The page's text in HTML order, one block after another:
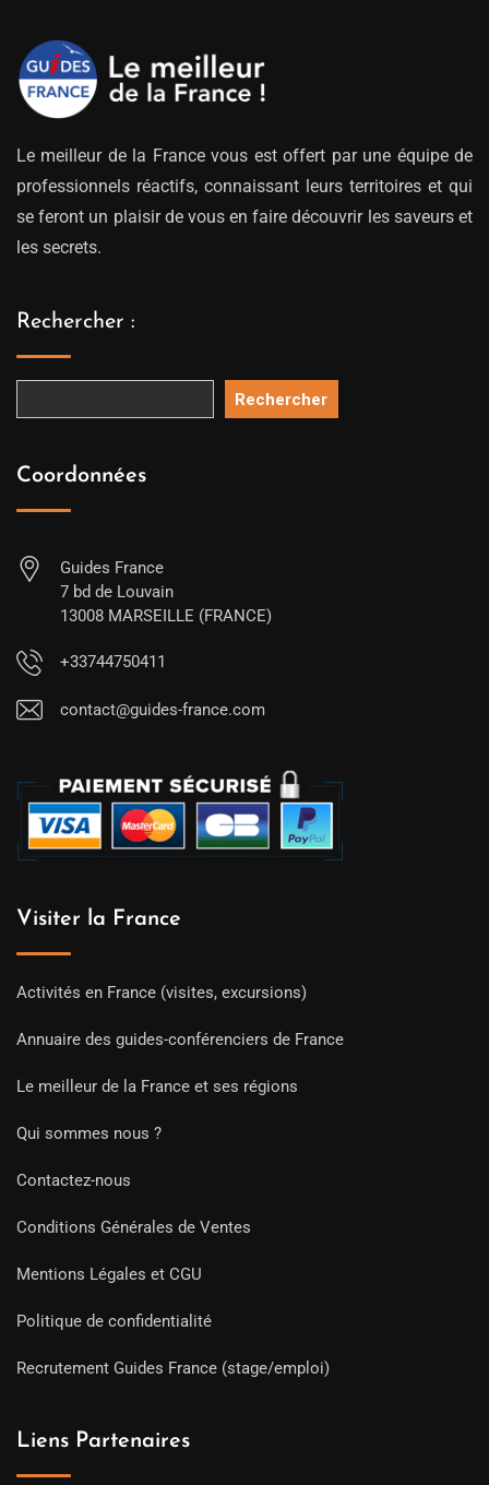
Le meilleur de la France vous est offert par une équipe de
professionnels réactifs, connaissant leurs territoires et qui
se feront un plaisir de vous en faire découvrir les saveurs et
les secrets.
Rechercher :
Rechercher
Coordonnées
Guides France
7 bd de Louvain
13008 MARSEILLE (FRANCE)
+33744750411
contact@guides-france.com
Visiter la France
Activités en France (visites, excursions)
Annuaire des guides-conférenciers de France
Le meilleur de la France et ses régions
Qui sommes nous ?
Contactez-nous
Conditions Générales de Ventes
Mentions Légales et CGU
Politique de confidentialité
Recrutement Guides France (stage/emploi)
Liens Partenaires